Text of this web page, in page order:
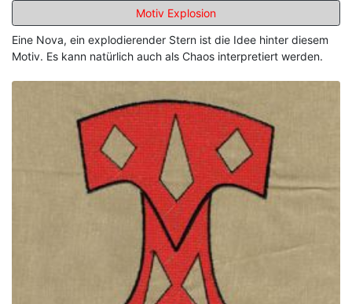
Motiv Explosion
Eine Nova, ein explodierender Stern ist die Idee hinter diesem
Motiv. Es kann natürlich auch als Chaos interpretiert werden.